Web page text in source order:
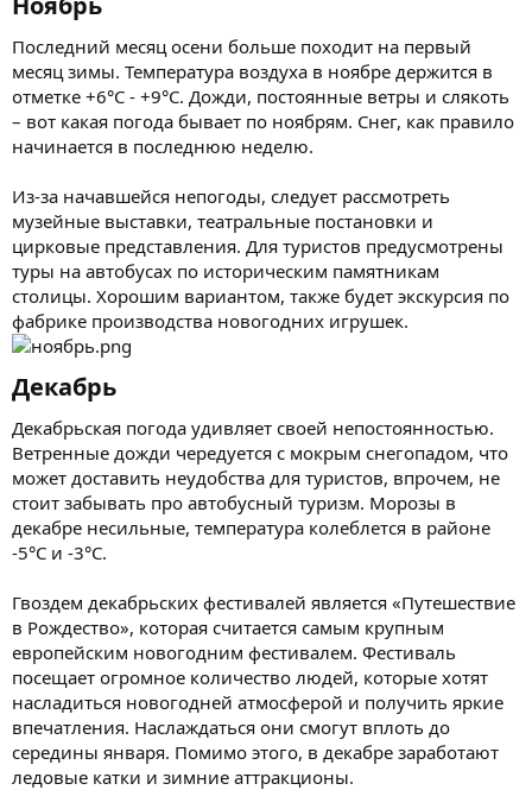
Последний месяц осени больше походит на первый
месяц зимы. Температура воздуха в ноябре держится в
отметке +6°C - +9°C. Дожди, постоянные ветры и слякоть
– вот какая погода бывает по ноябрям. Снег, как правило
начинается в последнюю неделю.
Из-за начавшейся непогоды, следует рассмотреть
музейные выставки, театральные постановки и
цирковые представления. Для туристов предусмотрены
туры на автобусах по историческим памятникам
столицы. Хорошим вариантом, также будет экскурсия по
фабрике производства новогодних игрушек.
Декабрь​
Декабрьская погода удивляет своей непостоянностью.
Ветренные дожди чередуется с мокрым снегопадом, что
может доставить неудобства для туристов, впрочем, не
стоит забывать про автобусный туризм. Морозы в
декабре несильные, температура колеблется в районе
-5°C и -3°C.
Гвоздем декабрьских фестивалей является «Путешествие
в Рождество», которая считается самым крупным
европейским новогодним фестивалем. Фестиваль
посещает огромное количество людей, которые хотят
насладиться новогодней атмосферой и получить яркие
впечатления. Наслаждаться они смогут вплоть до
середины января. Помимо этого, в декабре заработают
ледовые катки и зимние аттракционы.